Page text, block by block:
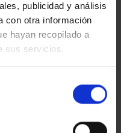
publicidad y análisis
con otra información
hayan recopilado a
sus servicios.
Sólo para usuarios
registrados